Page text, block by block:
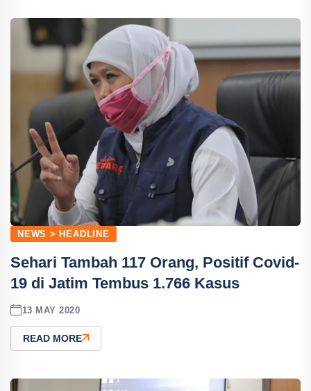
NEWS > HEADLINE
Sehari Tambah 117 Orang, Positif Covid-
19 di Jatim Tembus 1.766 Kasus
13 MAY 2020
READ MORE